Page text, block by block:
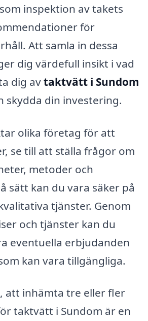
inspektion av takets
för
Att samla in dessa
dig värdefull insikt i vad
dig avtaktvätt i Sundom
skydda din investering.
olika företag för att
se till att ställa frågor om
metoder och
sätt kan du vara säker på
tjänster. Genom
och tjänster kan du
eventuella erbjudanden
kan vara tillgängliga.
att inhämta tre eller fler
taktvätt i Sundom är en